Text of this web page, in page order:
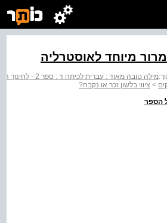
מיוחד לאוסטרליה
מילה טובה מאוד : עברית לכיתה ד : ספר 2 - לחינוך הממלכתי
> ציווי בלשון זכר או נקבה?
הספר